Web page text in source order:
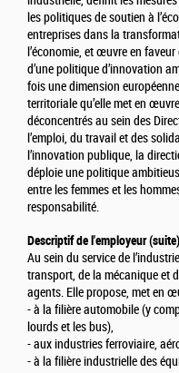
les politiques de soutien à
entreprises dans la
l’économie, et œuvre en
d’une politique d’innovation
fois une dimension
territoriale qu’elle met en
déconcentrés au sein des
l’emploi, du travail et des
l’innovation publique, la
déploie une politique
entre les femmes et les
responsabilité.
Descriptif de l'employeur (suite)
Au sein du service de
transport, de la mécanique et
agents. Elle propose, met en
- à la filière automobile (y
lourds et les bus),
- aux industries ferroviaire,
- à la filière industrielle des